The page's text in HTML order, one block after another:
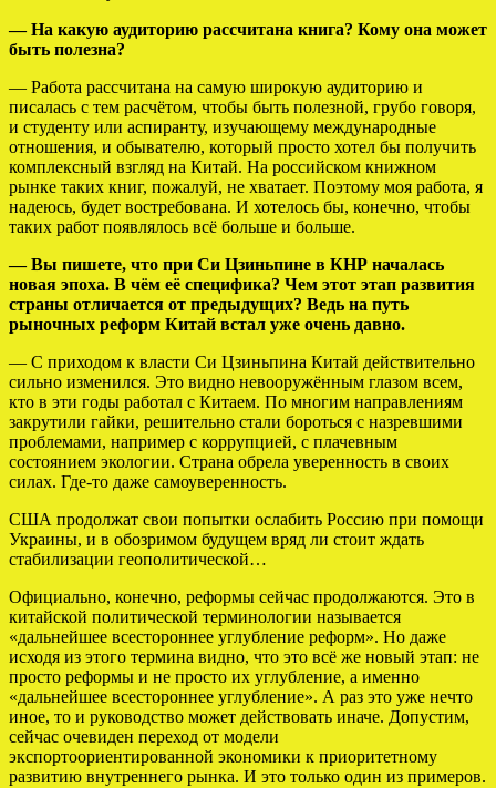
— На какую аудиторию рассчитана книга? Кому она может
быть полезна?
— Работа рассчитана на самую широкую аудиторию и
писалась с тем расчётом, чтобы быть полезной, грубо говоря,
и студенту или аспиранту, изучающему международные
отношения, и обывателю, который просто хотел бы получить
комплексный взгляд на Китай. На российском книжном
рынке таких книг, пожалуй, не хватает. Поэтому моя работа, я
надеюсь, будет востребована. И хотелось бы, конечно, чтобы
таких работ появлялось всё больше и больше.
— Вы пишете, что при Си Цзиньпине в КНР началась
новая эпоха. В чём её специфика? Чем этот этап развития
страны отличается от предыдущих? Ведь на путь
рыночных реформ Китай встал уже очень давно.
— С приходом к власти Си Цзиньпина Китай действительно
сильно изменился. Это видно невооружённым глазом всем,
кто в эти годы работал с Китаем. По многим направлениям
закрутили гайки, решительно стали бороться с назревшими
проблемами, например с коррупцией, с плачевным
состоянием экологии. Страна обрела уверенность в своих
силах. Где-то даже самоуверенность.
США продолжат свои попытки ослабить Россию при помощи
Украины, и в обозримом будущем вряд ли стоит ждать
стабилизации геополитической…
Официально, конечно, реформы сейчас продолжаются. Это в
китайской политической терминологии называется
«дальнейшее всестороннее углубление реформ». Но даже
исходя из этого термина видно, что это всё же новый этап: не
просто реформы и не просто их углубление, а именно
«дальнейшее всестороннее углубление». А раз это уже нечто
иное, то и руководство может действовать иначе. Допустим,
сейчас очевиден переход от модели
экспортоориентированной экономики к приоритетному
развитию внутреннего рынка. И это только один из примеров.